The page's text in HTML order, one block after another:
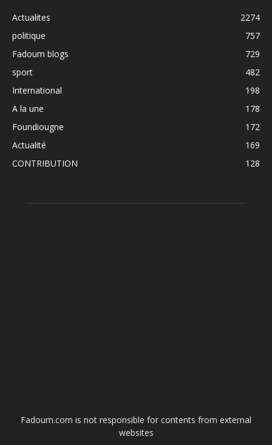
Actualites
2274
politique
757
Fadoum blogs
729
sport
482
International
198
A la une
178
Foundiougne
172
Actualité
169
CONTRIBUTION
128
Fadoum.com is not responsible for contents from external
websites